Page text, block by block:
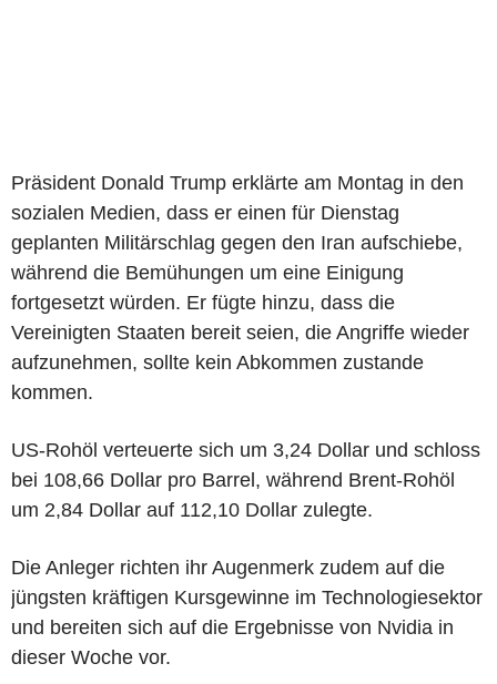
Präsident Donald Trump erklärte am Montag in den
sozialen Medien, dass er einen für Dienstag
geplanten Militärschlag gegen den Iran aufschiebe,
während die Bemühungen um eine Einigung
fortgesetzt würden. Er fügte hinzu, dass die
Vereinigten Staaten bereit seien, die Angriffe wieder
aufzunehmen, sollte kein Abkommen zustande
kommen.
US-Rohöl verteuerte sich um 3,24 Dollar und schloss
bei 108,66 Dollar pro Barrel, während Brent-Rohöl
um 2,84 Dollar auf 112,10 Dollar zulegte.
Die Anleger richten ihr Augenmerk zudem auf die
jüngsten kräftigen Kursgewinne im Technologiesektor
und bereiten sich auf die Ergebnisse von Nvidia in
dieser Woche vor.